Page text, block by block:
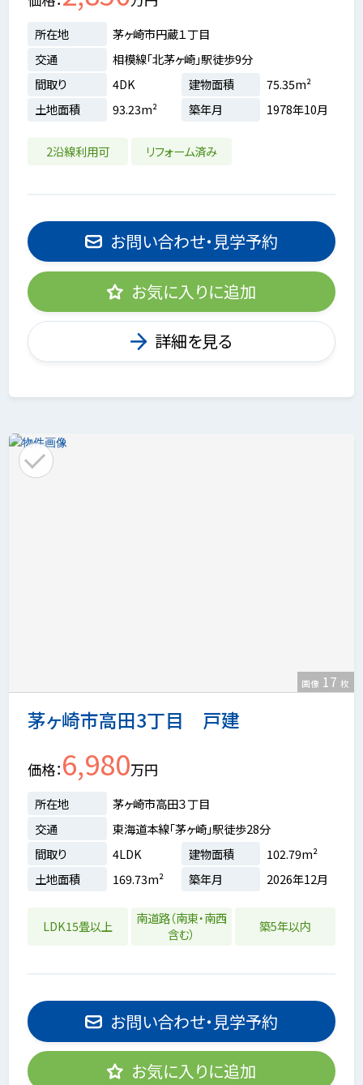
所在地
茅ヶ崎市円蔵１丁目
交通
相模線「北茅ヶ崎」駅徒歩9分
間取り
4DK 建物面積
75.35m²
土地面積
93.23m² 築年月 1978年10月
2沿線利用可 リフォーム済み
お問い合わせ・見学予約
お気に入りに追加
詳細を見る
茅ヶ崎市高田3丁目 戸建
画像 17 枚
価格 6,980万円
所在地
茅ヶ崎市高田３丁目
交通
東海道本線「茅ヶ崎」駅徒歩28分
間取り
4LDK 建物面積
102.79m²
土地面積
169.73m² 築年月 2026年12月
LDK15畳以上
南道路（南東・南西
含む）
築5年以内
お問い合わせ・見学予約
お気に入りに追加